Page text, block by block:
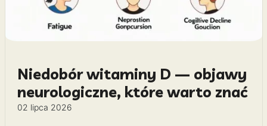
Niedobór witaminy D — objawy
neurologiczne, które warto znać
02 lipca 2026